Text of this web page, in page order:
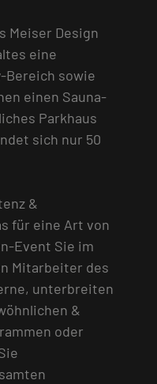
Meiser Design
eine
Bereich sowie
einen Sauna-
Parkhaus
sich nur 50
&
für eine Art von
Event Sie im
Mitarbeiter des
unterbreiten
&
oder